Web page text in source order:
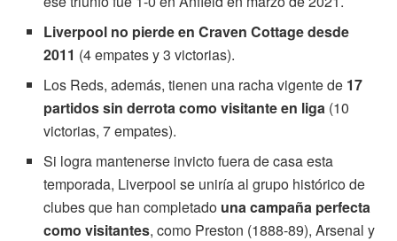
Liverpool no pierde en Craven Cottage desde
2011 (4 empates y 3 victorias).
Los Reds, además, tienen una racha vigente de 17
partidos sin derrota como visitante en liga (10
victorias, 7 empates).
Si logra mantenerse invicto fuera de casa esta
temporada, Liverpool se uniría al grupo histórico de
clubes que han completado una campaña perfecta
como visitantes, como Preston (1888-89), Arsenal y